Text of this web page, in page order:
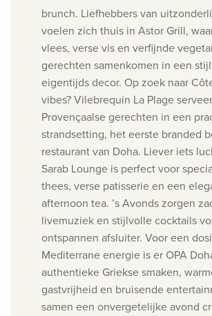
brunch. Liefhebbers van
voelen zich thuis in Astor Grill,
vlees, verse vis en verfijnde
gerechten samenkomen in een
eigentijds decor. Op zoek naar
vibes? Vilebrequin La Plage
Provençaalse gerechten in een
strandsetting, het eerste branded
restaurant van Doha. Liever iets
Sarab Lounge is perfect voor
thees, verse patisserie en een
afternoon tea. ’s Avonds zorgen
livemuziek en stijlvolle cocktails
ontspannen afsluiter. Voor een
Mediterrane energie is er OPA
authentieke Griekse smaken,
gastvrijheid en bruisende
samen een onvergetelijke avond